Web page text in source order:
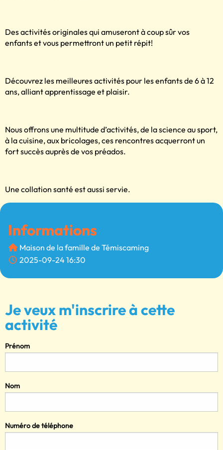
Des activités originales qui amuseront à coup sûr vos
enfants et vous permettront un petit répit!
Découvrez les meilleures activités pour les enfants de 6 à 12
ans, alliant apprentissage et plaisir.
Nous offrons une multitude d’activités, de la science au sport,
à la cuisine, aux bricolages, ces rencontres acquerront un
fort succès auprès de vos préados.
Une collation santé est aussi servie.
Informations
Maison de la famille de Témiscaming
2025-09-24 16:30
Je veux m'inscrire à cette
activité
Prénom
Nom
Numéro de téléphone